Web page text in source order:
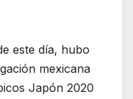
este día, hubo
mexicana
Japón 2020